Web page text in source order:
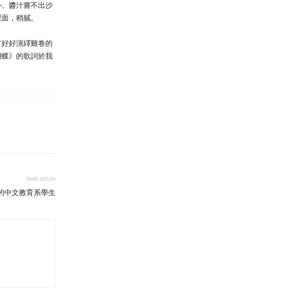
醬汁嘗不出沙
，稍膩。
好演繹雞卷的
》的歌詞於我
Next article
中文教育系學生